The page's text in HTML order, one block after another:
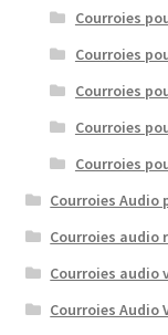
Courroies
Courroies
Courroies
Courroies
Courroies
Courroies
Courroies audio
Courroies audio
Courroies Audio